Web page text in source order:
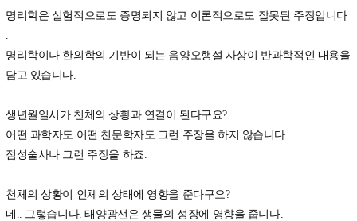
명리학은 실험적으로도 증명되지 않고 이론적으로도 잘못된 주장입니다
.
명리학이나 한의학의 기반이 되는 음양오행설 사상이 반과학적인 내용을
담고 있습니다.
생년월일시가 천체의 상황과 연결이 된다구요?
어떤 과학자도 어떤 천문학자도 그런 주장을 하지 않습니다.
점성술사나 그런 주장을 하죠.
천체의 상황이 인체의 상태에 영향을 준다구요?
네.. 그렇습니다. 태양광선은 생물의 성장에 영향을 줍니다.